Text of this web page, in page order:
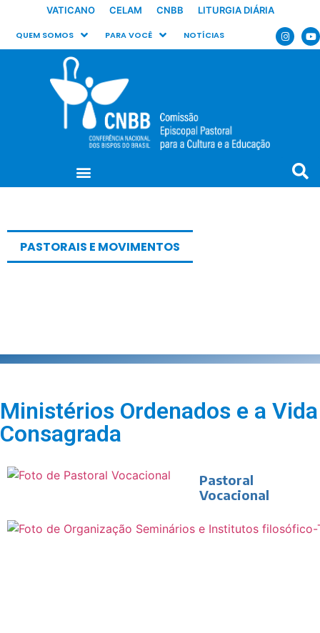
VATICANO CELAM CNBB LITURGIA DIÁRIA
QUEM SOMOS PARA VOCÊ NOTÍCIAS
PASTORAIS E MOVIMENTOS
Ministérios Ordenados e a Vida
Consagrada
Pastoral
Vocacional